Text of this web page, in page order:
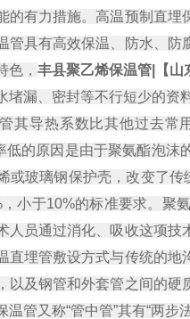
的有力措施。高温预制直
管具有高效保温、防水、
色，丰县聚乙烯保温管|【山
堵漏、密封等不行短少的资料
导热系数比其他过去常用
低的原因是由于聚氨酯泡沫
或玻璃钢保护壳，改变了传
小于10%的标准要求。聚
人员通过消化、吸收这项
直埋管敷设方式与传统的
以及钢管和外套管之间的
温管又称“管中管”其有“两